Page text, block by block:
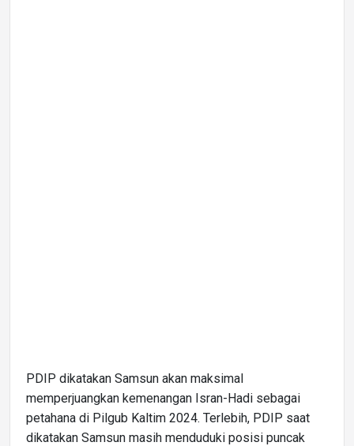
PDIP dikatakan Samsun akan maksimal
memperjuangkan kemenangan Isran-Hadi sebagai
petahana di Pilgub Kaltim 2024. Terlebih, PDIP saat
dikatakan Samsun masih menduduki posisi puncak